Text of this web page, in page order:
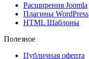
Расширения Joomla
Плагины WordPress
HTML Шаблоны
Полезное
Публичная оферта